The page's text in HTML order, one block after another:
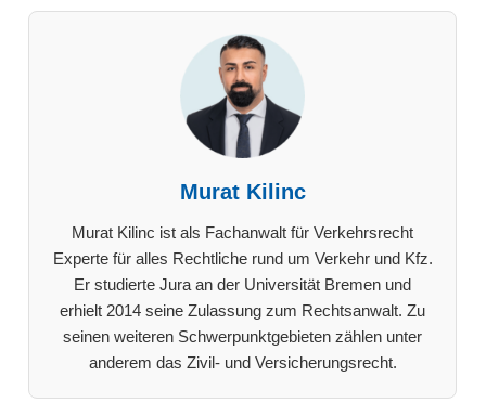
Murat Kilinc
Murat Kilinc ist als Fachanwalt für Verkehrsrecht
Experte für alles Rechtliche rund um Verkehr und Kfz.
Er studierte Jura an der Universität Bremen und
erhielt 2014 seine Zulassung zum Rechtsanwalt. Zu
seinen weiteren Schwerpunktgebieten zählen unter
anderem das Zivil- und Versicherungsrecht.